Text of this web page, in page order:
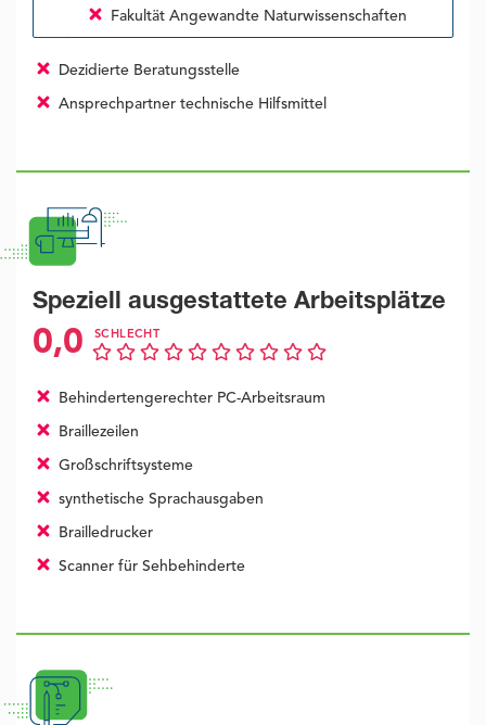
Fakultät Angewandte Naturwissenschaften
Dezidierte Beratungsstelle
Ansprechpartner technische Hilfsmittel
Speziell ausgestattete Arbeitsplätze
0,0 SCHLECHT
Behindertengerechter PC-Arbeitsraum
Braillezeilen
Großschriftsysteme
synthetische Sprachausgaben
Brailledrucker
Scanner für Sehbehinderte